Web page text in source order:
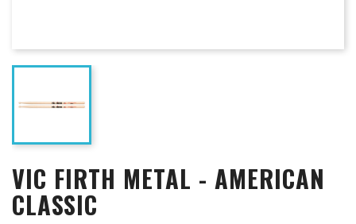
VIC FIRTH METAL - AMERICAN
CLASSIC